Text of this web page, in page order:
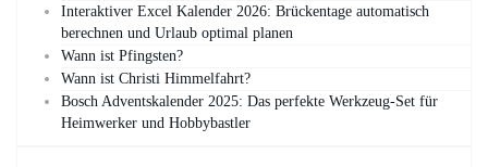
Interaktiver Excel Kalender 2026: Brückentage automatisch
berechnen und Urlaub optimal planen
Wann ist Pfingsten?
Wann ist Christi Himmelfahrt?
Bosch Adventskalender 2025: Das perfekte Werkzeug-Set für
Heimwerker und Hobbybastler